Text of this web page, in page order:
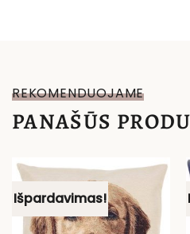
REKOMENDUOJAME
PANAŠŪS
Išpardavimas!